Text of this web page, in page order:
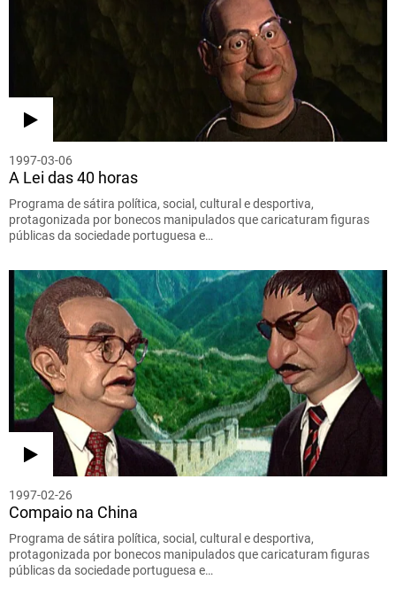
1997-03-06
A Lei das 40 horas
Programa de sátira política, social, cultural e desportiva,
protagonizada por bonecos manipulados que caricaturam figuras
públicas da sociedade portuguesa e…
1997-02-26
Compaio na China
Programa de sátira política, social, cultural e desportiva,
protagonizada por bonecos manipulados que caricaturam figuras
públicas da sociedade portuguesa e…